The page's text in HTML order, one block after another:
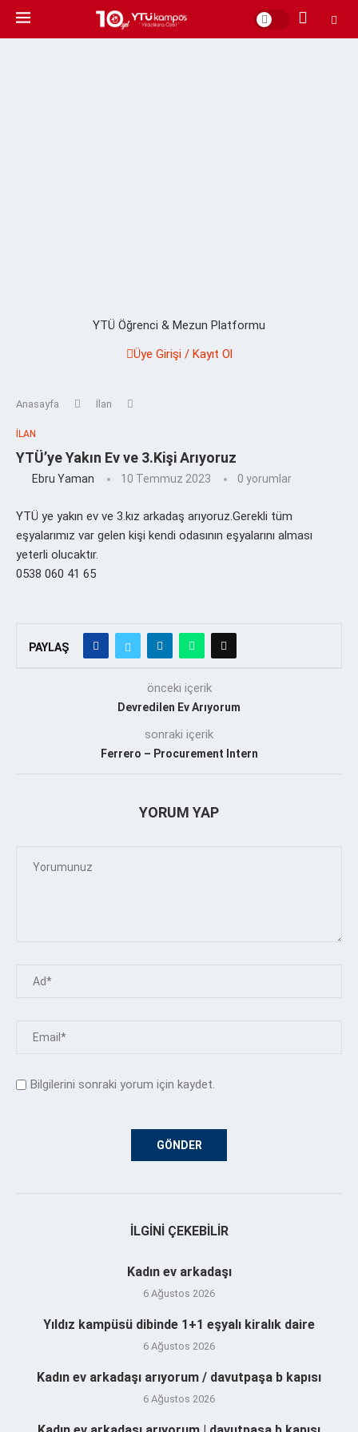
YTÜ Öğrenci & Mezun Platformu
Üye Girişi / Kayıt Ol
Anasayfa İlan
İLAN
YTÜ’ye Yakın Ev ve 3.Kişi Arıyoruz
Ebru Yaman 10 Temmuz 2023 0 yorumlar
YTÜ ye yakın ev ve 3.kız arkadaş arıyoruz.Gerekli tüm
eşyalarımız var gelen kişi kendi odasının eşyalarını alması
yeterli olucaktır.
0538 060 41 65
PAYLAŞ
önceki içerik
Devredilen Ev Arıyorum
sonraki içerik
Ferrero – Procurement Intern
YORUM YAP
Bilgilerini sonraki yorum için kaydet.
İLGINI ÇEKEBILIR
Kadın ev arkadaşı
6 Ağustos 2026
Yıldız kampüsü dibinde 1+1 eşyalı kiralık daire
6 Ağustos 2026
Kadın ev arkadaşı arıyorum / davutpaşa b kapısı
6 Ağustos 2026